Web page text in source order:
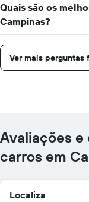
Quais são os
Campinas?
Ver mais perguntas
Avaliações
carros em
Localiza